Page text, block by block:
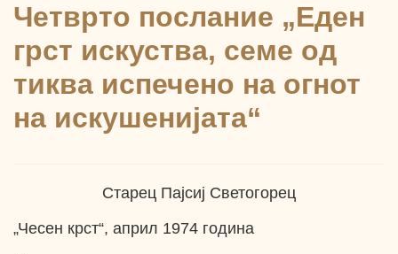
Четврто послание „Еден
грст искуства, семе од
тиква испечено на огнот
на искушенијата“
Старец Пајсиј Светогорец
„Чесен крст“, април 1974 година